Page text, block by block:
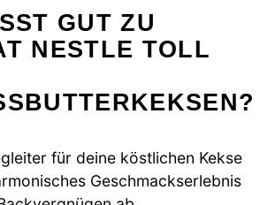
GUT ZU
NESTLE TOLL
für deine köstlichen Kekse
Geschmackserlebnis